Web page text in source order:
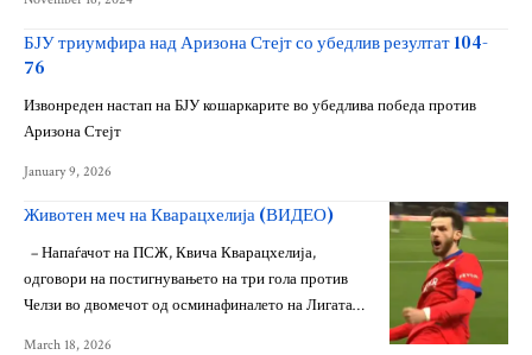
БЈУ триумфира над Аризона Стејт со убедлив резултат 104-
76
Извонреден настап на БЈУ кошаркарите во убедлива победа против
Аризона Стејт
January 9, 2026
Животен меч на Кварацхелија (ВИДЕО)
– Напаѓачот на ПСЖ, Квича Кварацхелија,
одговори на постигнувањето на три гола против
Челзи во двомечот од осминафиналето на Лигата…
March 18, 2026